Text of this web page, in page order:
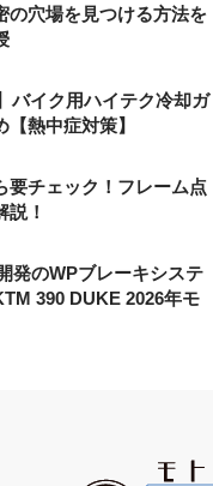
穴場を見つける方法を
バイク用ハイテク冷却ガ
熱中症対策】
要チェック！フレーム点
説！
発のWPブレーキシステ
390 DUKE 2026年モ